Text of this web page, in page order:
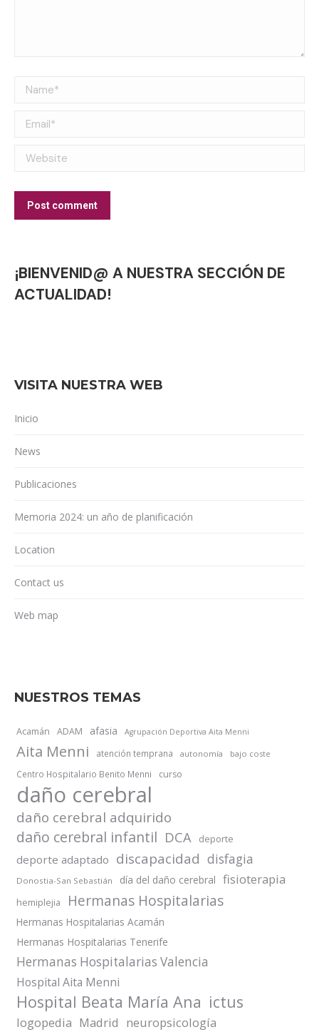
Name *
Email *
Website
Post comment
¡BIENVENID@ A NUESTRA SECCIÓN DE
ACTUALIDAD!
VISITA NUESTRA WEB
Inicio
News
Publicaciones
Memoria 2024: un año de planificación
Location
Contact us
Web map
NUESTROS TEMAS
Acamán ADAM afasia Agrupación Deportiva Aita Menni
Aita Menni atención temprana autonomía bajo coste
Centro Hospitalario Benito Menni curso
daño cerebral
daño cerebral adquirido
daño cerebral infantil DCA deporte
deporte adaptado discapacidad disfagia
Donostia-San Sebastián día del daño cerebral fisioterapia
hemiplejia Hermanas Hospitalarias
Hermanas Hospitalarias Acamán
Hermanas Hospitalarias Tenerife
Hermanas Hospitalarias Valencia
Hospital Aita Menni
Hospital Beata María Ana ictus
logopedia Madrid neuropsicología